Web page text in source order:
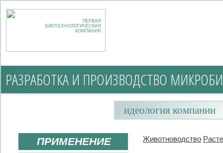
ПЕРВАЯ
БИОТЕХНОЛОГИЧЕСКАЯ
КОМПАНИЯ
РАЗРАБОТКА И ПРОИЗВОДСТВО
идеология компании
ПРИМЕНЕНИЕ
Животноводство